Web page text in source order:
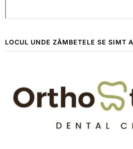
LOCUL UNDE ZÂMBETELE SE SIMT